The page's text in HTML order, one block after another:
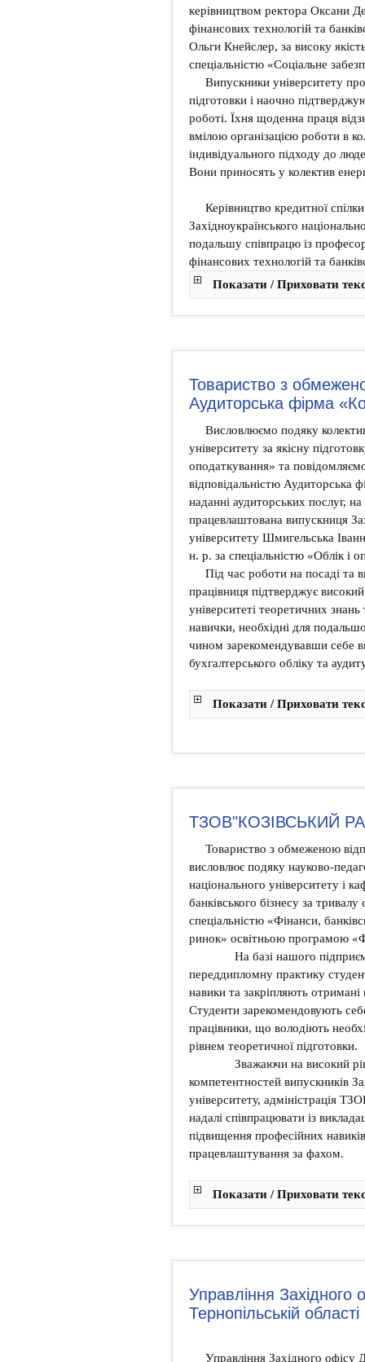
керівництвом ректора Оксани
фінансових технологій та
Ольги Кнейслер, за високу
спеціальністю «Соціальне
Випускники університету
підготовки і наочно
роботі. Їхня щоденна праця
вмілою організацією роботи в
індивідуального підходу до
Вони приносять у колектив
Керівництво кредитної
Західноукраїнського
подальшу співпрацю із
фінансових технологій та
Показати / Приховати
Товариство з
Аудиторська фірма
Висловлюємо подяку
університету за якісну
оподаткування» та
відповідальністю Аудиторська
наданні аудиторських послуг,
працевлаштована випускниця
університету Шмигельська
н. р. за спеціальністю «Облік i
Під час роботи на посаді та
працівниця підтверджує
університеті теоретичних
навички, необхідні для
чином зарекомендувавши себе
бухгалтерського обліку та
Показати / Приховати
ТЗОВ"КОЗІВСЬКИЙ
Товариство з обмеженою
висловлює подяку науково-
національного університету і
банківського бізнесу за
спеціальністю «Фінанси,
ринок» освітньою програмою
На базі нашого
переддипломну практику
навики та закріпляють отримані
Студенти зарекомендовують
працівники, що володіють
рівнем теоретичної підготовки.
Зважаючи на високий
компетентностей випускників
університету, адміністрація
надалі співпрацювати із
підвищення професійних
працевлаштування за фахом.
Показати / Приховати
Управління
Тернопільській області
Управління Західного офісу